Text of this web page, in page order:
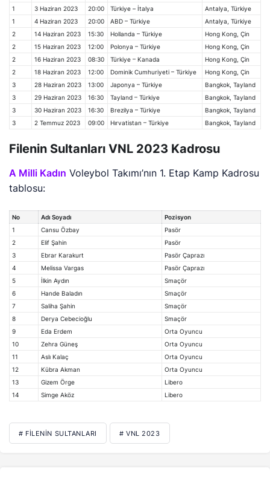
1
3 Haziran 2023 20:00 Türkiye – İtalya
Antalya, Türkiye
1
4 Haziran 2023 20:00 ABD – Türkiye
Antalya, Türkiye
2
14 Haziran 2023 15:30 Hollanda – Türkiye
Hong Kong, Çin
2
15 Haziran 2023 12:00 Polonya – Türkiye
Hong Kong, Çin
2
16 Haziran 2023 08:30 Türkiye – Kanada
Hong Kong, Çin
2
18 Haziran 2023 12:00 Dominik Cumhuriyeti – Türkiye
Hong Kong, Çin
3
28 Haziran 2023 13:00 Japonya – Türkiye
Bangkok, Tayland
3
29 Haziran 2023 16:30 Tayland – Türkiye
Bangkok, Tayland
3
30 Haziran 2023 16:30 Brezilya – Türkiye
Bangkok, Tayland
3
2 Temmuz 2023 09:00 Hırvatistan – Türkiye Bangkok, Tayland
Filenin Sultanları VNL 2023 Kadrosu
A Milli Kadın Voleybol Takımı’nın 1. Etap Kamp Kadrosu
tablosu:
No Adı Soyadı
Pozisyon
1
Cansu Özbay
Pasör
2
Elif Şahin
Pasör
3
Ebrar Karakurt
Pasör Çaprazı
4
Melissa Vargas
Pasör Çaprazı
5
İlkin Aydın
Smaçör
6
Hande Baladın
Smaçör
7
Saliha Şahin
Smaçör
8
Derya Cebecioğlu
Smaçör
9
Eda Erdem
Orta Oyuncu
10
Zehra Güneş
Orta Oyuncu
11
Aslı Kalaç
Orta Oyuncu
12
Kübra Akman
Orta Oyuncu
13
Gizem Örge
Libero
14
Simge Aköz Libero
# FILENIN SULTANLARI # VNL 2023